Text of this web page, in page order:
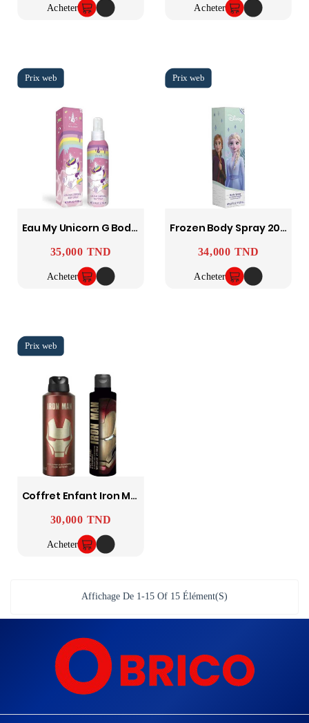
Acheter Acheter
Eau My Unicorn G Body Spray 200
Prix
35,000 TND
Acheter
Frozen Body Spray 200Ml
Prix
34,000 TND
Acheter
Coffret Enfant Iron Man - Marvel 400 Ml
Prix
30,000 TND
Acheter
Affichage De 1-15 Of 15 Élément(s)